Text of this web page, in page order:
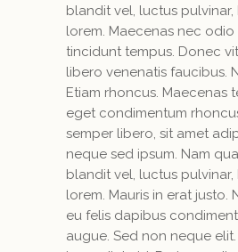
blandit vel, luctus pulvinar,
lorem. Maecenas nec
tincidunt tempus. Donec
libero venenatis faucibus.
Etiam rhoncus. Maecenas
eget condimentum
semper libero, sit amet
neque sed ipsum. Nam
blandit vel, luctus pulvinar,
lorem. Mauris in erat justo.
eu felis dapibus
augue. Sed non neque